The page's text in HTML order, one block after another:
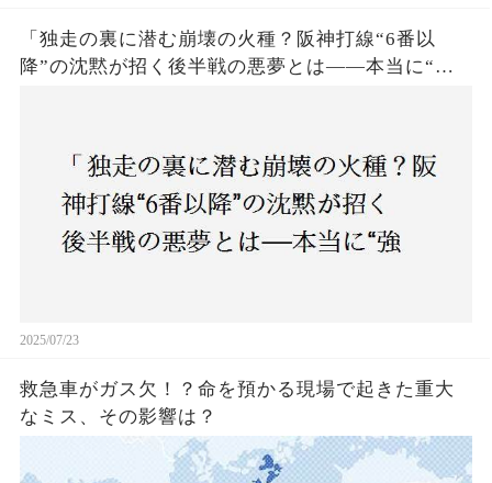
「独走の裏に潜む崩壊の火種？阪神打線“6番以
降”の沈黙が招く後半戦の悪夢とは——本当に“強
2025/07/23
救急車がガス欠！？命を預かる現場で起きた重大
なミス、その影響は？